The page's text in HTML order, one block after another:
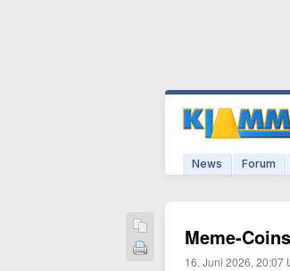
News Forum
Meme-
16. Juni 2026, 20:07